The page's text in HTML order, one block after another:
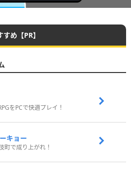
め【PR】
をPCで快適プレイ！
キョー
町で成り上がれ！